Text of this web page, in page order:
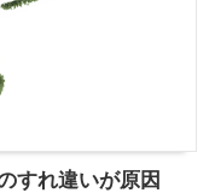
すれ違いが原因